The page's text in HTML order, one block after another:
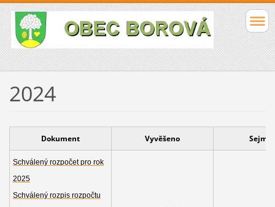
2024
Dokument Vyvěšeno
Schválený rozpočet pro rok
2025
Schválený rozpis rozpočtu